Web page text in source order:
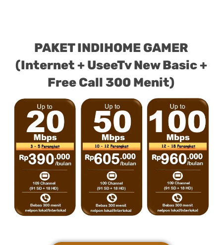
PAKET INDIHOME GAMER
(Internet + UseeTv New Basic +
Free Call 300 Menit)